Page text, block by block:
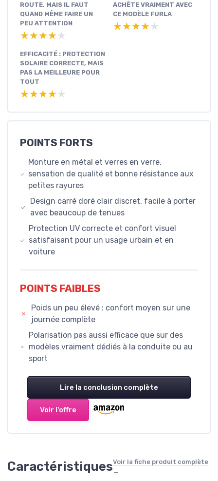
ROUTE, MAIS IL FAUT
QUAND MÊME FAIRE UN
PEU ATTENTION
★★★★★
★★★★★
ACHÈTE VRAIMENT AVEC
CE MODÈLE FURLA
★★★★★
★★★★★
EFFICACITÉ : PROTECTION
SOLAIRE CORRECTE, MAIS
PAS LA MEILLEURE POUR
TOUT
★★★★★
★★★★★
POINTS FORTS
Monture en métal et verres en verre,
sensation de qualité et bonne résistance aux
petites rayures
Design carré doré clair discret, facile à porter
avec beaucoup de tenues
Protection UV correcte et confort visuel
satisfaisant pour un usage urbain et en
voiture
POINTS FAIBLES
Poids un peu élevé : confort moyen sur une
journée complète
Polarisation pas aussi efficace que sur des
modèles vraiment dédiés à la conduite ou au
sport
Lire la conclusion complète
Voir l'offre
CaractéristiquesVoir la fiche produit complète
→